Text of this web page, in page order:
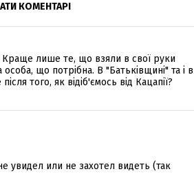
КОМЕНТАРІ
лише те, що взяли в свої руки
що потрібна. В "Батьківщині" та і в
того, як відіб'ємось від Кацапії?
увидел или не захотел видеть (так